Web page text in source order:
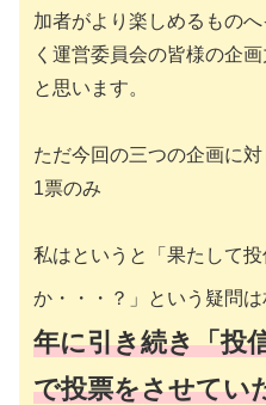
加者がより楽しめるもの
く運営委員会の皆様の企
と思います。
ただ今回の三つの企画に
1票のみ
私はというと「果たして
か・・・？」という疑問は
年に引き続き「投
で投票をさせてい